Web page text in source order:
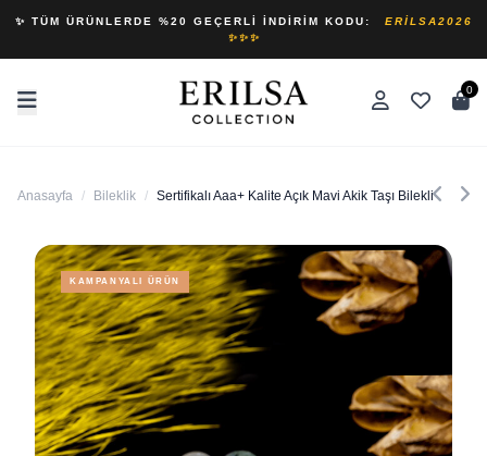
✨ TÜM ÜRÜNLERDE %20 GEÇERLI İNDIRIM KODU:
ERILSA2026
✨✨✨
0
Anasayfa / Bileklik / Sertifikalı Aaa+ Kalite Açık Mavi Akik Taşı Bileklik -
KAMPANYALI ÜRÜN